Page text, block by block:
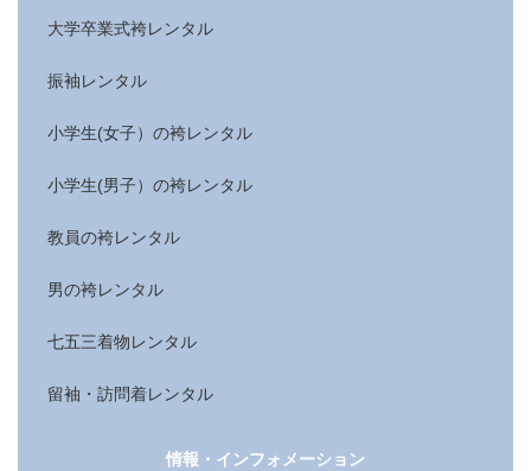
大学卒業式袴レンタル
振袖レンタル
小学生(女子）の袴レンタル
小学生(男子）の袴レンタル
教員の袴レンタル
男の袴レンタル
七五三着物レンタル
留袖・訪問着レンタル
情報・インフォメーション